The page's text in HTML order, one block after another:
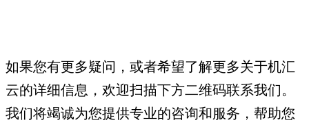
如果您有更多疑问，或者希望了解更多关于机汇
云的详细信息，欢迎扫描下方二维码联系我们。
我们将竭诚为您提供专业的咨询和服务，帮助您